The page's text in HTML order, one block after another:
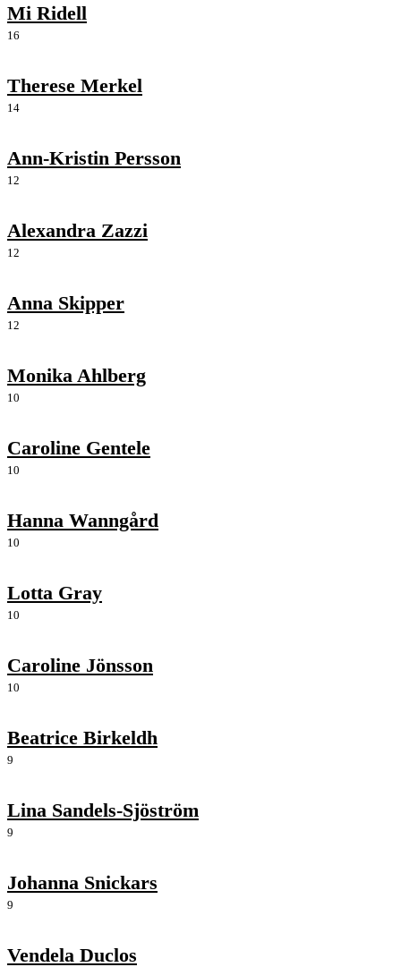
Mi Ridell
16
Therese Merkel
14
Ann-Kristin Persson
12
Alexandra Zazzi
12
Anna Skipper
12
Monika Ahlberg
10
Caroline Gentele
10
Hanna Wanngård
10
Lotta Gray
10
Caroline Jönsson
10
Beatrice Birkeldh
9
Lina Sandels-Sjöström
9
Johanna Snickars
9
Vendela Duclos